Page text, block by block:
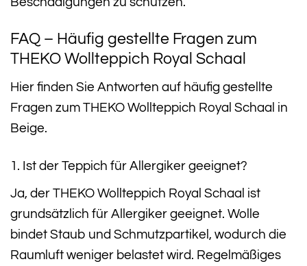
FAQ – Häufig gestellte Fragen zum
THEKO Wollteppich Royal Schaal
Hier finden Sie Antworten auf häufig gestellte
Fragen zum THEKO Wollteppich Royal Schaal in
Beige.
1. Ist der Teppich für Allergiker geeignet?
Ja, der THEKO Wollteppich Royal Schaal ist
grundsätzlich für Allergiker geeignet. Wolle
bindet Staub und Schmutzpartikel, wodurch die
Raumluft weniger belastet wird. Regelmäßiges